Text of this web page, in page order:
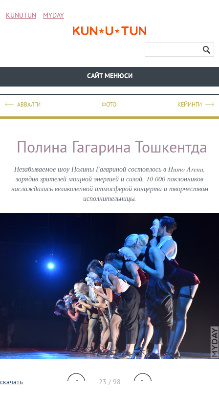
KUNUTUN MYDAY
CАЙТ МЕНЮСИ
ФОТО
АВВАЛГИ КЕЙИНГИ
Полина Гагарина Тошкентда
Незабываемое шоу Полины Гагариной состоялось в Humo Arena,
зарядив зрителей мощной энергией и силой. 10 000 поклонников
наслаждались великолепной атмосферой концерта и творчеством
исполнительницы.
скачать 23 / 98